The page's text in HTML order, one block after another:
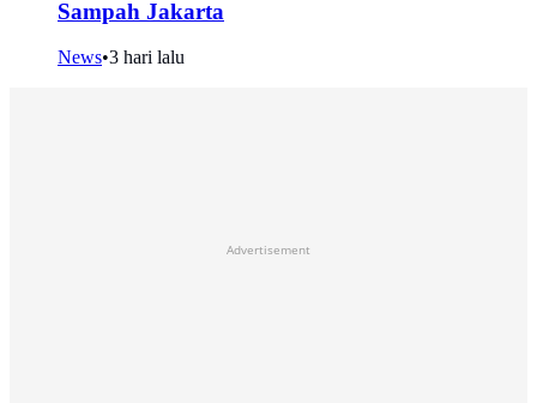
Sampah Jakarta
News•3 hari lalu
Advertisement